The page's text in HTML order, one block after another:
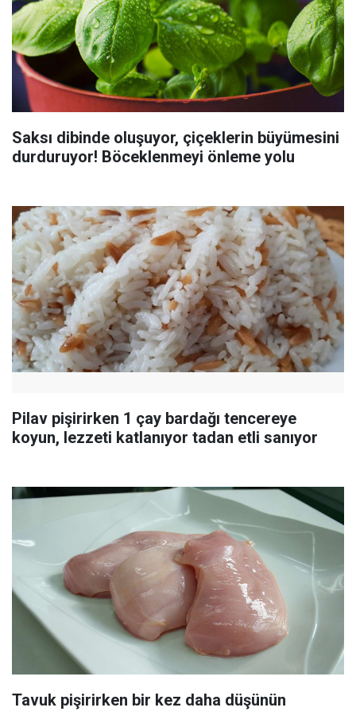
Saksı dibinde oluşuyor, çiçeklerin büyümesini
durduruyor! Böceklenmeyi önleme yolu
Pilav pişirirken 1 çay bardağı tencereye
koyun, lezzeti katlanıyor tadan etli sanıyor
Tavuk pişirirken bir kez daha düşünün